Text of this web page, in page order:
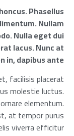
Phasellus
Nullam
Nulla eget dui
lacus. Nunc at
in, dapibus ante.
facilisis placerat
molestie luctus.
elementum.
at tempor purus
viverra efficitur.